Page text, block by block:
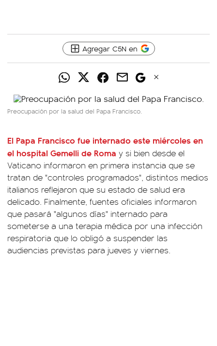
Agregar C5N en
Preocupación por la salud del Papa Francisco.
El Papa Francisco fue internado este miércoles en
el hospital Gemelli de Roma y si bien desde el
Vaticano informaron en primera instancia que se
tratan de "controles programados", distintos medios
italianos reflejaron que su estado de salud era
delicado. Finalmente, fuentes oficiales informaron
que pasará "algunos días" internado para
someterse a una terapia médica por una infección
respiratoria que lo obligó a suspender las
audiencias previstas para jueves y viernes.